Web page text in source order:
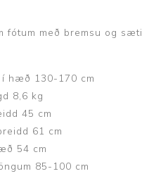
fótum með bremsu og sæti
hæð 130-170 cm
8,6 kg
45 cm
61 cm
54 cm
85-100 cm